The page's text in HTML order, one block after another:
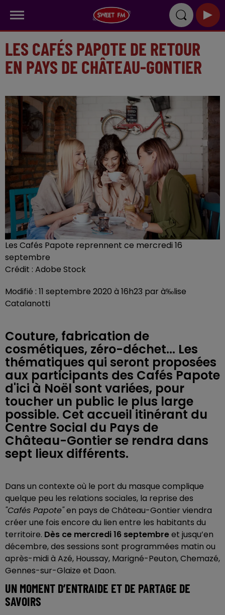
LES CAFÉS PAPOTE DE RETOUR
EN PAYS DE CHÂTEAU-GONTIER
Les Cafés Papote reprennent ce mercredi 16
septembre
Crédit : Adobe Stock
Modifié : 11 septembre 2020 à 16h23 par à‰lise
Catalanotti
Couture, fabrication de
cosmétiques, zéro-déchet... Les
thématiques qui seront proposées
aux participants des Cafés Papote
d'ici à Noël sont variées, pour
toucher un public le plus large
possible. Cet accueil itinérant du
Centre Social du Pays de
Château-Gontier se rendra dans
sept lieux différents.
Dans un contexte où le port du masque complique
quelque peu les relations sociales, la reprise des
"Cafés Papote"en pays de Château-Gontier viendra
créer une fois encore du lien entre les habitants du
territoire. Dès ce mercredi 16 septembreet jusqu’en
décembre, des sessions sont programmées matin ou
après-midi à Azé, Houssay, Marigné-Peuton, Chemazé,
Gennes-sur-Glaize et Daon.
UN MOMENT D’ENTRAIDE ET DE PARTAGE DE
SAVOIRS